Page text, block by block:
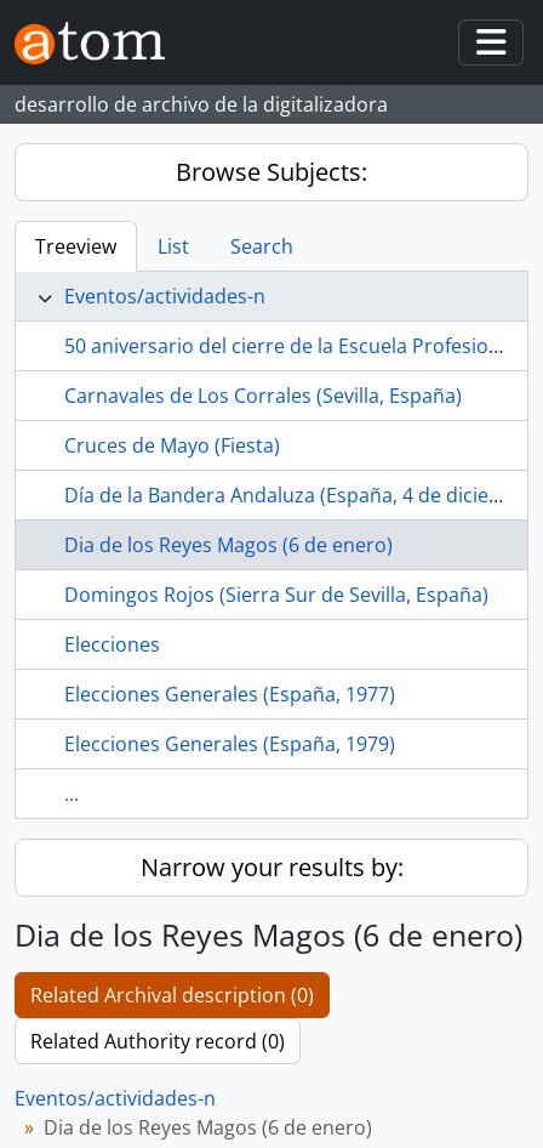
Skip to main content
desarrollo de archivo de la digitalizadora
Browse Subjects:
Treeview List
Search
Eventos/actividades-n
50 aniversario del cierre de la Escuela Profesional SAFA de Riotinto (Cuenca minera de Riotinto-Nerva, Huelva, España, 2023-04-15)
Carnavales de Los Corrales (Sevilla, España)
Cruces de Mayo (Fiesta)
Día de la Bandera Andaluza (España, 4 de diciembre)
Dia de los Reyes Magos (6 de enero)
Domingos Rojos (Sierra Sur de Sevilla, España)
Elecciones
Elecciones Generales (España, 1977)
Elecciones Generales (España, 1979)
...
Narrow your results by:
Dia de los Reyes Magos (6 de enero)
Related Archival description (0)
Related Authority record (0)
Eventos/actividades-n
Dia de los Reyes Magos (6 de enero)